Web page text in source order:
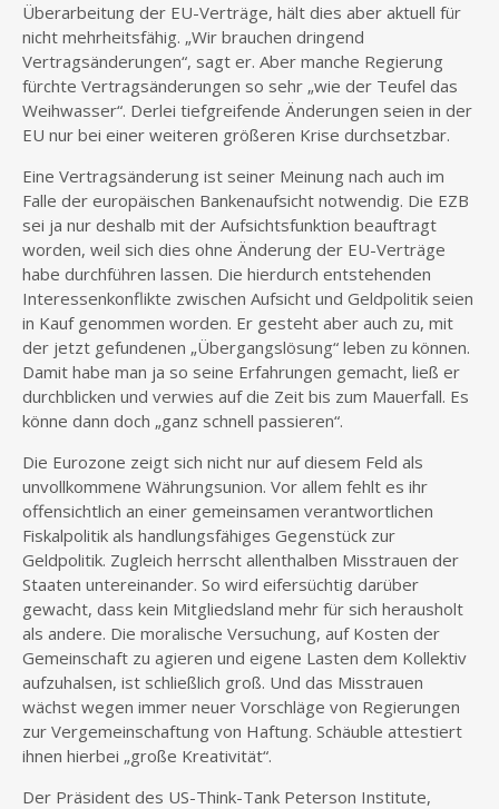
Überarbeitung der EU-Verträge, hält dies aber aktuell für
nicht mehrheitsfähig. „Wir brauchen dringend
Vertragsänderungen“, sagt er. Aber manche Regierung
fürchte Vertragsänderungen so sehr „wie der Teufel das
Weihwasser“. Derlei tiefgreifende Änderungen seien in der
EU nur bei einer weiteren größeren Krise durchsetzbar.
Eine Vertragsänderung ist seiner Meinung nach auch im
Falle der europäischen Bankenaufsicht notwendig. Die EZB
sei ja nur deshalb mit der Aufsichtsfunktion beauftragt
worden, weil sich dies ohne Änderung der EU-Verträge
habe durchführen lassen. Die hierdurch entstehenden
Interessenkonflikte zwischen Aufsicht und Geldpolitik seien
in Kauf genommen worden. Er gesteht aber auch zu, mit
der jetzt gefundenen „Übergangslösung“ leben zu können.
Damit habe man ja so seine Erfahrungen gemacht, ließ er
durchblicken und verwies auf die Zeit bis zum Mauerfall. Es
könne dann doch „ganz schnell passieren“.
Die Eurozone zeigt sich nicht nur auf diesem Feld als
unvollkommene Währungsunion. Vor allem fehlt es ihr
offensichtlich an einer gemeinsamen verantwortlichen
Fiskalpolitik als handlungsfähiges Gegenstück zur
Geldpolitik. Zugleich herrscht allenthalben Misstrauen der
Staaten untereinander. So wird eifersüchtig darüber
gewacht, dass kein Mitgliedsland mehr für sich herausholt
als andere. Die moralische Versuchung, auf Kosten der
Gemeinschaft zu agieren und eigene Lasten dem Kollektiv
aufzuhalsen, ist schließlich groß. Und das Misstrauen
wächst wegen immer neuer Vorschläge von Regierungen
zur Vergemeinschaftung von Haftung. Schäuble attestiert
ihnen hierbei „große Kreativität“.
Der Präsident des US-Think-Tank Peterson Institute,